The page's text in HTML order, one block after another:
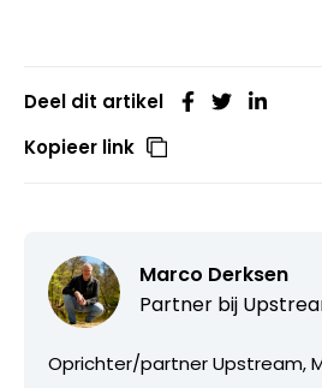
Deel dit artikel
Kopieer link
Marco Derksen
Partner bij
Oprichter/partner Upstream,